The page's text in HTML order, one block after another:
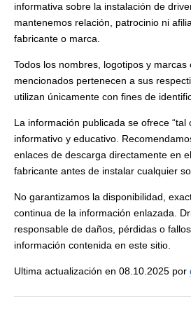
informativa sobre la instalación de
mantenemos relación, patrocinio ni
fabricante o marca.
Todos los nombres, logotipos y marcas
mencionados pertenecen a sus
utilizan únicamente con fines de
La información publicada se ofrece “tal
informativo y educativo.
enlaces de descarga directamente en
fabricante antes de instalar cualquier
No garantizamos la disponibilidad,
continua de la información enlazada.
responsable de daños, pérdidas o
información contenida en este sitio.
Ultima actualización en 08.10.2025 por